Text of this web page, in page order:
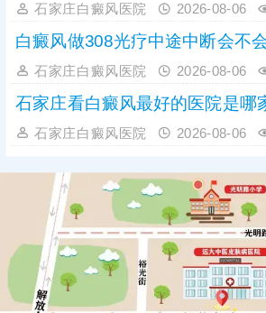
石家庄白癜风医院 2026-08-06
白癜风做308光疗中途中断会不
石家庄白癜风医院 2026-08-06
石家庄看白癜风最好的医院是哪
石家庄白癜风医院 2026-08-06